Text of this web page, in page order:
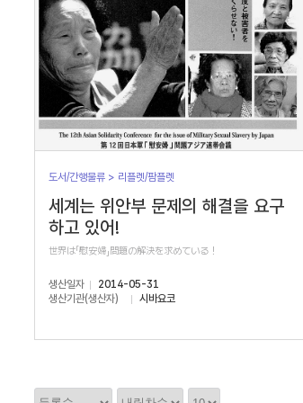
도서/간행물류 > 리플렛/팜플렛
세계는 위안부 문제의 해결을 요구
하고 있어!
世界は「慰安婦」問題の解決を求めている！
생산일자
2014-05-31
생산기관(생산자)
시바요코
정
정
정